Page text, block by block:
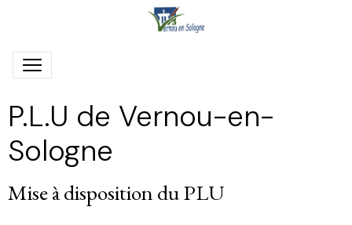
P.L.U de Vernou-en-
Sologne
Mise à disposition du PLU